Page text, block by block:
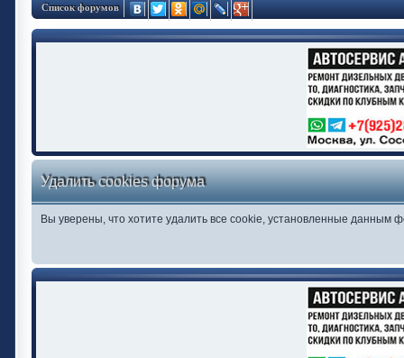
Список форумов
Удалить cookies форума
Вы уверены, что хотите удалить все cookie, установленные данным